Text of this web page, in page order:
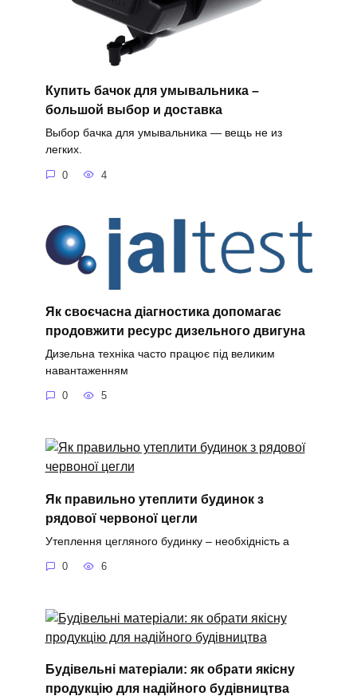
Купить бачок для умывальника –
большой выбор и доставка
Выбор бачка для умывальника — вещь не из
легких.
0 4
Як своєчасна діагностика допомагає
продовжити ресурс дизельного двигуна
Дизельна техніка часто працює під великим
навантаженням
0 5
Як правильно утеплити будинок з
рядової червоної цегли
Утеплення цегляного будинку – необхідність а
0 6
Будівельні матеріали: як обрати якісну
продукцію для надійного будівництва